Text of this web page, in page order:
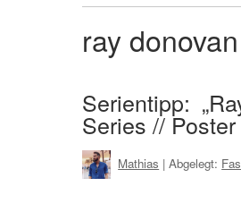
ray
Serientipp:
Series //
Mathias | Abgelegt: